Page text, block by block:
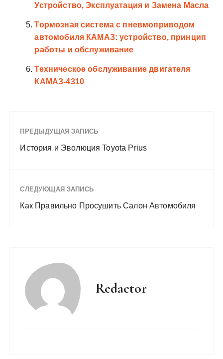
Устройство, Эксплуатация и Замена Масла
Тормозная система с пневмоприводом
автомобиля КАМАЗ: устройство, принцип
работы и обслуживание
Техническое обслуживание двигателя
КАМАЗ-4310
ПРЕДЫДУЩАЯ ЗАПИСЬ
История и Эволюция Toyota Prius
СЛЕДУЮЩАЯ ЗАПИСЬ
Как Правильно Просушить Салон Автомобиля
Redactor